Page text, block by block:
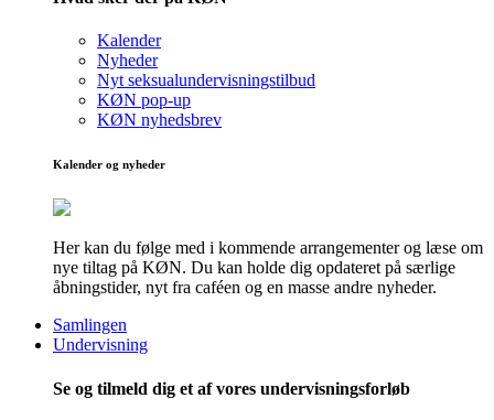
Kalender
Nyheder
Nyt seksualundervisningstilbud
KØN pop-up
KØN nyhedsbrev
Kalender og nyheder
Her kan du følge med i kommende arrangementer og læse om
nye tiltag på KØN. Du kan holde dig opdateret på særlige
åbningstider, nyt fra caféen og en masse andre nyheder.
Samlingen
Undervisning
Se og tilmeld dig et af vores undervisningsforløb